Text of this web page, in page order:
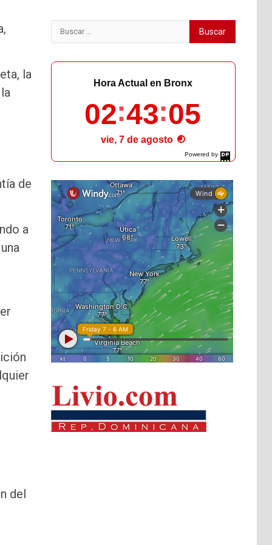
la
de
a
del
Buscar:
Powered by
DaysPedia.com
Hora Actual en Bronx
02 43 06
vie, 7 de agosto